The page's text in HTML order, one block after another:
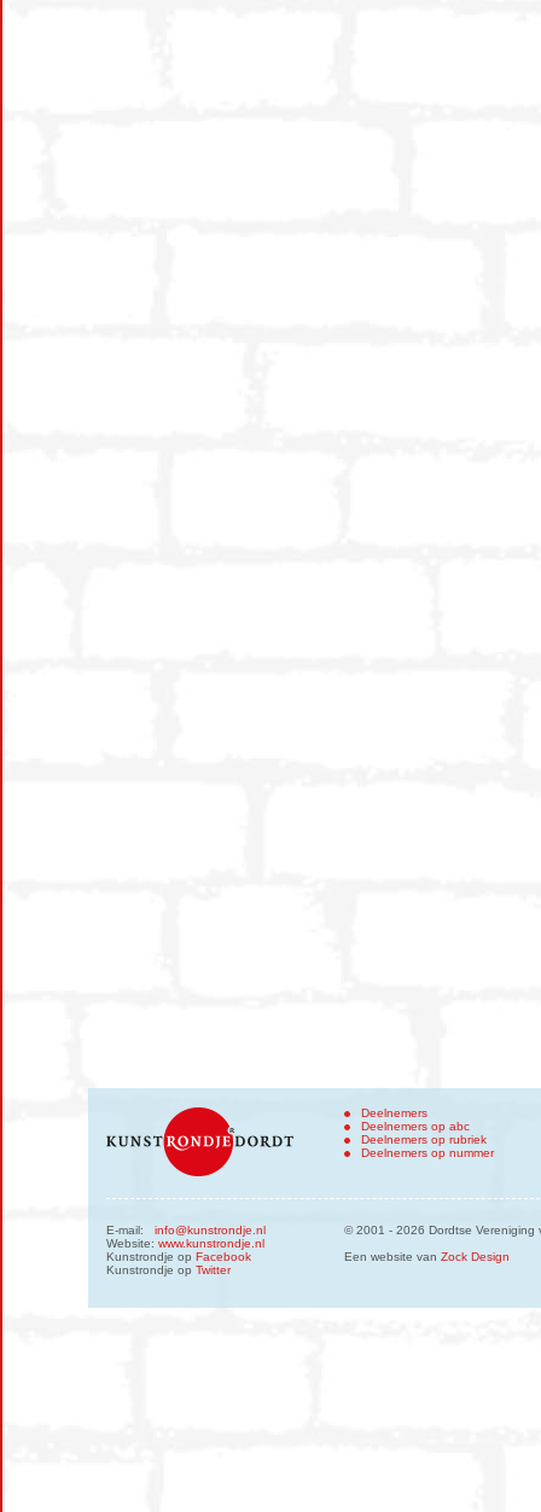
Deelnemers
Deelnemers op abc
Deelnemers op rubriek
Deelnemers op nummer
E-mail: info@kunstrondje.nl
Website: www.kunstrondje.nl
Kunstrondje op Facebook
Kunstrondje op Twitter
© 2001 - 2026 Dordtse Vereniging
Een website van Zock Design